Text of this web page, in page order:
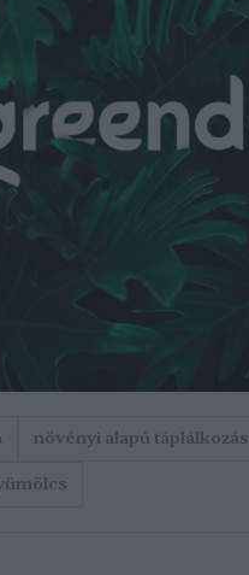
növényi alapú táplálkozás